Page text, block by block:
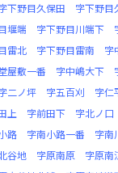
下野目久保田 字下野目
堰端 字下野目川端下
雷北 字下野目雷南 字
屋敷一番 字中嶋大下
二ノ坪 字五百刈 字仁
上 字前田下 字北ノ口
路 字南小路一番 字南
谷地 字原南原 字原南